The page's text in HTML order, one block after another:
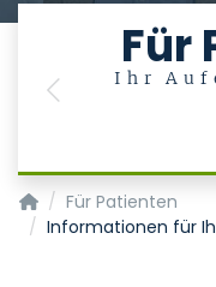
Für
Ihr
Previous
Klinik für
Für Patienten
Informationen für